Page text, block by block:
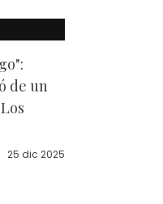
de un
25 dic 2025